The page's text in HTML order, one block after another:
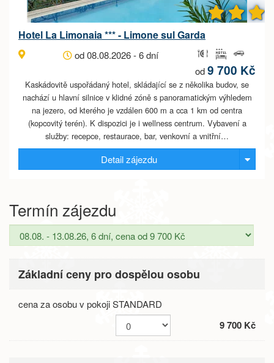
Hotel La Limonaia *** - Limone sul Garda
od 08.08.2026 - 6 dní
od9 700 Kč
Kaskádovitě uspořádaný hotel, skládající se z několika budov, se
nachází u hlavní silnice v klidné zóně s panoramatickým výhledem
na jezero, od kterého je vzdálen 600 m a cca 1 km od centra
(kopcovitý terén). K dispozici je i wellness centrum. Vybavení a
služby: recepce, restaurace, bar, venkovní a vnitřní…
Detail zájezdu
Termín zájezdu
Základní ceny pro dospělou osobu
cena za osobu v pokoji STANDARD
9 700 Kč